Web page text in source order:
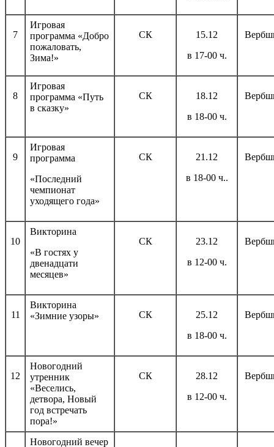
7
Игровая
программа «Добро
пожаловать,
Зима!»
СК
15.12
в 17-00 ч.
8
Игровая
программа «Путь
в сказку»
СК
18.12
в 18-00 ч.
9
Игровая
программа
«Последний
чемпионат
уходящего года»
СК
21.12
в 18-00 ч..
10
Викторина
«В гостях у
двенадцати
месяцев»
СК
23.12
в 12-00 ч.
11
Викторина
«Зимние узоры»
СК
25.12
в 18-00 ч.
12
Новогодний
утренник
«Веселись,
детвора, Новый
год встречать
пора!»
СК
28.12
в 12-00 ч.
Новогодний вечер